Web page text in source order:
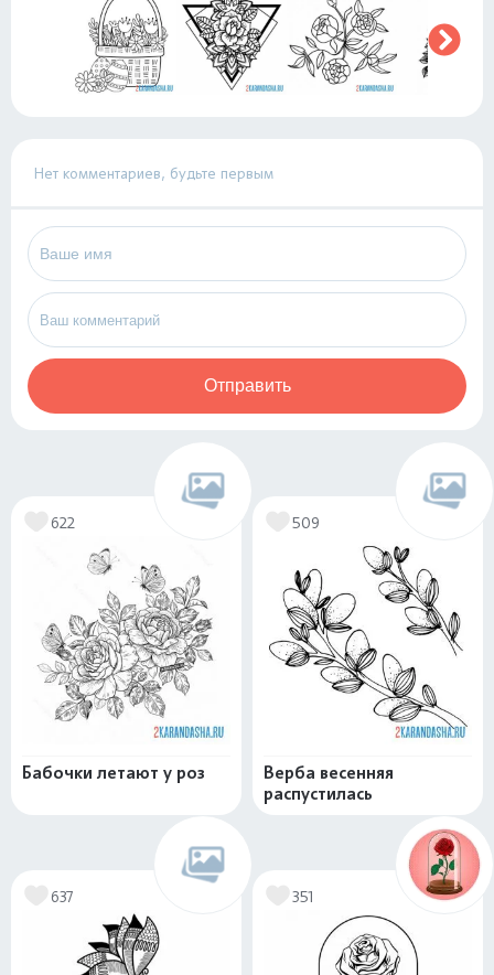
Нет комментариев, будьте первым
Отправить
622
Бабочки летают у роз
509
Верба весенняя
распустилась
637 351